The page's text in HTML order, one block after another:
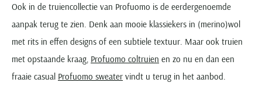
Ook in de truiencollectie van Profuomo is de eerdergenoemde
aanpak terug te zien. Denk aan mooie klassiekers in (merino)wol
met rits in effen designs of een subtiele textuur. Maar ook truien
met opstaande kraag, Profuomo coltruien en zo nu en dan een
fraaie casual Profuomo sweater vindt u terug in het aanbod.